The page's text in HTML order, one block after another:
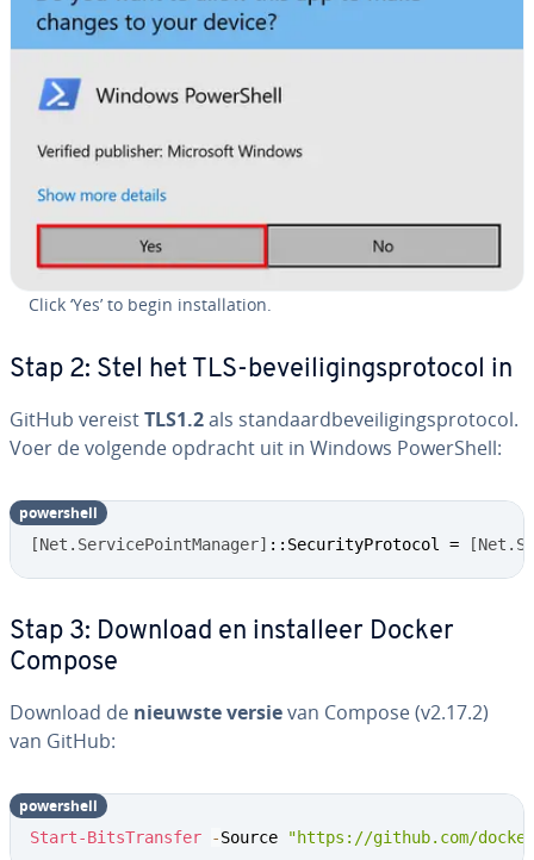
Click ‘Yes’ to begin in­stal­la­ti­on.
Stap 2: Stel het TLS-be­vei­li­gings­pro­to­col in
GitHub vereistTLS1.2als stan­daard­be­vei­li­gings­pro­to­col.
Voer de volgende opdracht uit in Windows Po­werS­hell:
[Net.ServicePointManager] ::SecurityProtocol =
po­wers­hell
Stap 3: Download en in­stal­leer Docker
Compose
Download de nieuwste versievan Compose (v2.17.2)
van GitHub:
Start-BitsTransfer -Source "https://github.com/docker/
po­wers­hell